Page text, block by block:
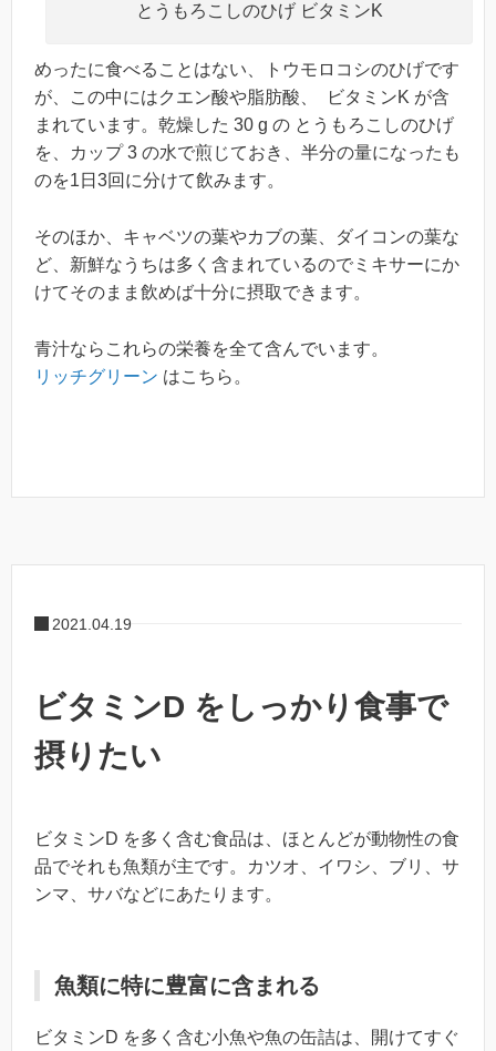
とうもろこしのひげ ビタミンK
めったに食べることはない、トウモロコシのひげです
が、この中にはクエン酸や脂肪酸、 ビタミンK が含
まれています。乾燥した 30 g の とうもろこしのひげ
を、カップ 3 の水で煎じておき、半分の量になったも
のを1日3回に分けて飲みます。
そのほか、キャベツの葉やカブの葉、ダイコンの葉な
ど、新鮮なうちは多く含まれているのでミキサーにか
けてそのまま飲めば十分に摂取できます。
青汁ならこれらの栄養を全て含んでいます。
リッチグリーン はこちら。
2021.04.19
ビタミンD をしっかり食事で
摂りたい
ビタミンD を多く含む食品は、ほとんどが動物性の食
品でそれも魚類が主です。カツオ、イワシ、ブリ、サ
ンマ、サバなどにあたります。
魚類に特に豊富に含まれる
ビタミンD を多く含む小魚や魚の缶詰は、開けてすぐ